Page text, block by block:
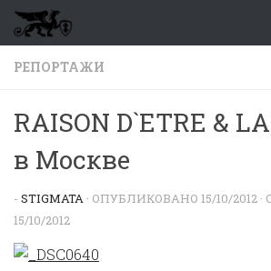
Перейти к содержимому
РЕПОРТАЖИ
RAISON D`ETRE &
в Москве
- STIGMATA · ОПУБЛИКОВАНО 15/10/2012
15/10/2012